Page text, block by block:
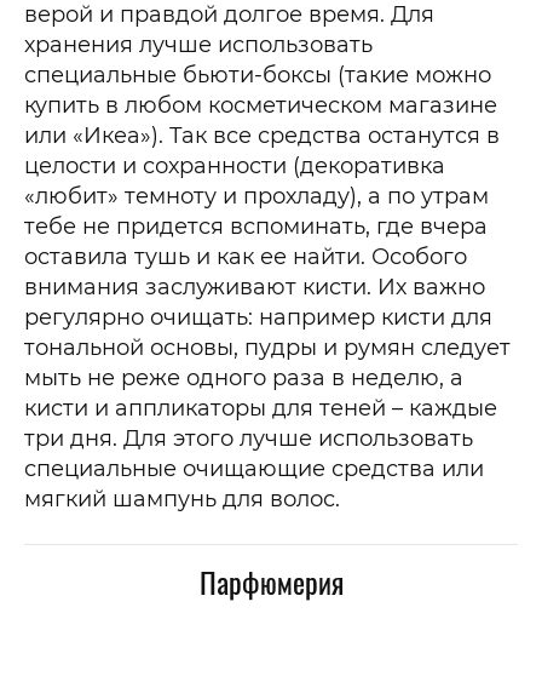
верой и правдой долгое время. Для
хранения лучше использовать
специальные бьюти-боксы (такие можно
купить в любом косметическом магазине
или «Икеа»). Так все средства останутся в
целости и сохранности (декоративка
«любит» темноту и прохладу), а по утрам
тебе не придется вспоминать, где вчера
оставила тушь и как ее найти. Особого
внимания заслуживают кисти. Их важно
регулярно очищать: например кисти для
тональной основы, пудры и румян следует
мыть не реже одного раза в неделю, а
кисти и аппликаторы для теней – каждые
три дня. Для этого лучше использовать
специальные очищающие средства или
мягкий шампунь для волос.
Парфюмерия